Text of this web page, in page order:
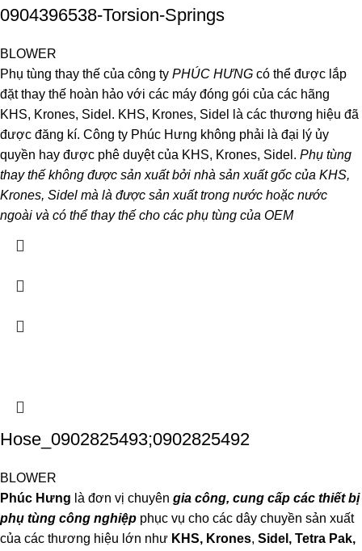
0904396538-Torsion-Springs
BLOWER
Phụ tùng thay thế của công ty PHÚC HƯNG có thể được lắp
đặt thay thế hoàn hảo với các máy đóng gói của các hãng
KHS, Krones, Sidel. KHS, Krones, Sidel là các thương hiệu đã
được đăng kí. Công ty Phúc Hưng không phải là đại lý ủy
quyền hay được phê duyệt của KHS, Krones, Sidel. Phụ tùng
thay thế không được sản xuất bởi nhà sản xuất gốc của KHS,
Krones, Sidel mà là được sản xuất trong nước hoặc nước
ngoài và có thể thay thế cho các phụ tùng của OEM
Hose_0902825493;0902825492
BLOWER
Phúc Hưng là đơn vị chuyên gia công, cung cấp các thiết bị
phụ tùng công nghiệp phục vụ cho các dây chuyền sản xuất
của các thương hiệu lớn như KHS, Krones, Sidel, Tetra Pak,